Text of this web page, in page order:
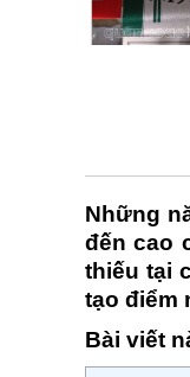
Những
đến cao
thiếu tại
tạo điểm
Bài viết